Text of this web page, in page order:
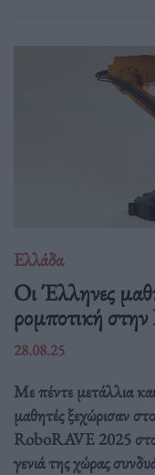
Ελλάδα
Οι Έλληνες
ρομποτική
28.08.25
Με πέντε μετάλλια
μαθητές ξεχώρισαν
RoboRAVE 2025 στο
γενιά της χώρας